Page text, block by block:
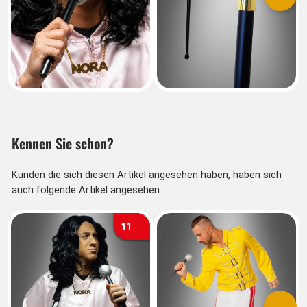
Kennen Sie schon?
Kunden die sich diesen Artikel angesehen haben, haben sich
auch folgende Artikel angesehen.
11